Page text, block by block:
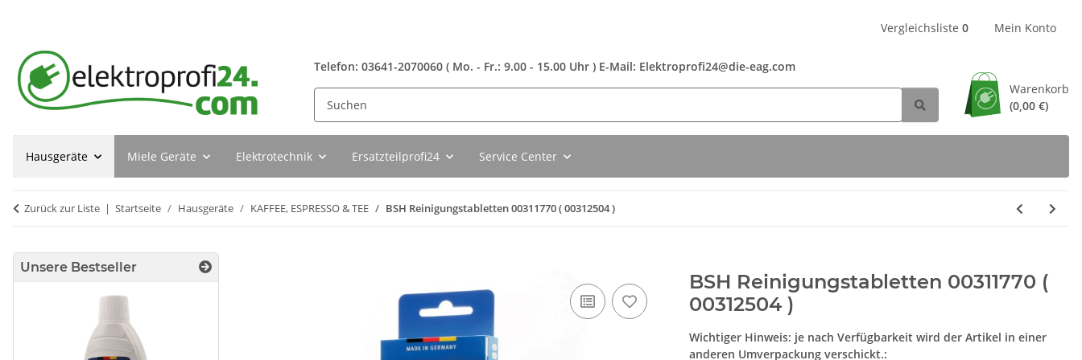
Vergleichsliste 0 Mein Konto
Telefon: 03641-2070060 ( Mo. - Fr.: 9.00 - 15.00 Uhr ) E-Mail: Elektroprofi24@die-eag.com
Warenkorb
(0,00 €)
Hausgeräte Miele Geräte Elektrotechnik Ersatzteilprofi24 Service Center
Zurück zur Liste Startseite Hausgeräte KAFFEE, ESPRESSO & TEE BSH Reinigungstabletten 00311770 ( 00312504 )
BSH Reinigungstabletten 00311770 (
00312504 )
Wichtiger Hinweis: je nach Verfügbarkeit wird der Artikel in einer
anderen Umverpackung verschickt.:
Unsere Bestseller